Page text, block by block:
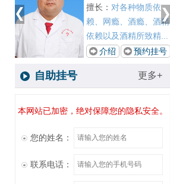
擅长： 对各种物质依
赖、网瘾、酒瘾、酒精
依赖以及酒精所致精...
介绍
预约挂号
自助挂号 更多+
本网站已加密，绝对保障您的隐私安全。
您的姓名：
联系电话：